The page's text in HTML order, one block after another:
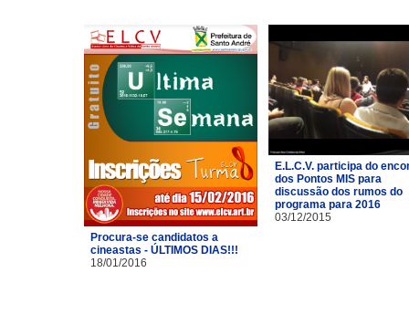
Procura-se candidatos a
cineastas - ÚLTIMOS DIAS!!!
18/01/2016
E.L.C.V. participa do
dos Pontos MIS para
discussão dos rumos do
programa para 2016
03/12/2015